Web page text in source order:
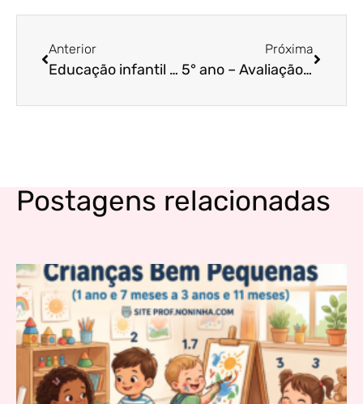
Anterior
Educação infantil – Descobrindo os 5 sentidos: tato, olfato, audição, paladar e visão
Próxima
5° ano – Avaliação Trimestral de história – 1° trimestre
Postagens relacionadas